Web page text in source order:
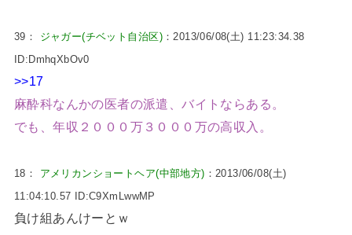
39： ジャガー(チベット自治区)：2013/06/08(土) 11:23:34.38
ID:DmhqXbOv0
>>17
麻酔科なんかの医者の派遣、バイトならある。
でも、年収２０００万３０００万の高収入。
18： アメリカンショートヘア(中部地方) ：2013/06/08(土)
11:04:10.57 ID:C9XmLwwMP
負け組あんけーとｗ